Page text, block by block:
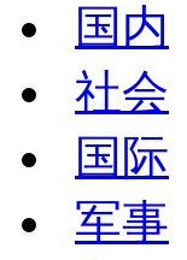
国内
社会
国际
军事